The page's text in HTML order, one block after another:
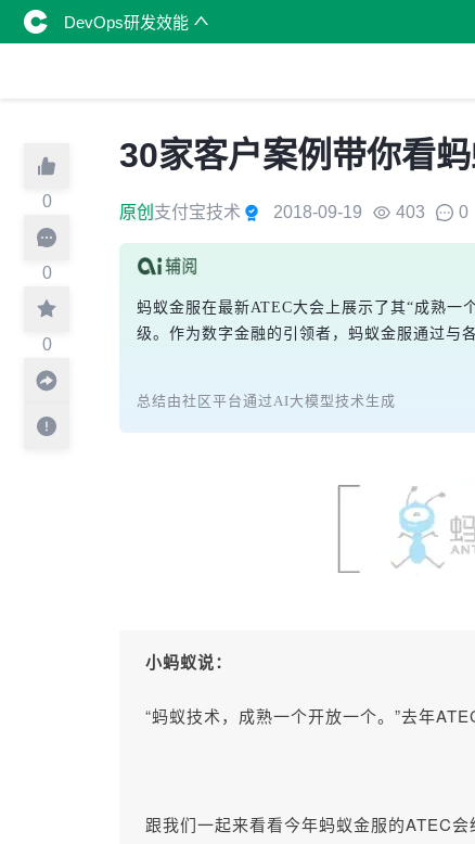
DevOps研发效能
0
0
0
30家客户案例带你看
原创 支付宝技术 2018-09-19 403 0
蚂蚁金服在最新ATEC大会上展示了其“成熟
级。作为数字金融的引领者，蚂蚁金服通过与
总结由社区平台通过AI大模型技术生成
小蚂蚁说：
“蚂蚁技术，成熟一个开放一个。 ”去年
跟我们一起来看看今年蚂蚁金服的ATEC会